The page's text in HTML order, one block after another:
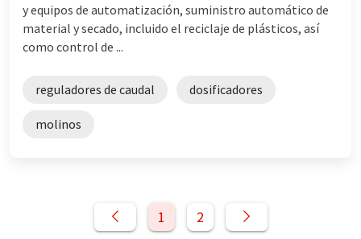
y equipos de automatización, suministro automático de
material y secado, incluido el reciclaje de plásticos, así
como control de ...
reguladores de caudal dosificadores
molinos
1 2